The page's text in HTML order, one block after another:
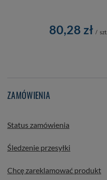
80,28 zł / szt.
ZAMÓWIENIA
Status zamówienia
Śledzenie przesyłki
Chcę zareklamować produkt